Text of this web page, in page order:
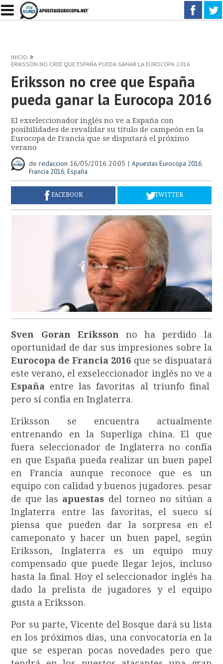
INICIO
ERIKSSON NO CREE QUE ESPAÑA PUEDA GANAR LA EUROCOPA 2016
Eriksson no cree que España
pueda ganar la Eurocopa 2016
El exseleccionador inglés no ve a España con
posibilidades de revalidar su título de campeón en la
Eurocopa de Francia que se disputará el próximo
verano
deredaccion 16/05/2016 20:05 Apuestas Eurocopa 2016,
Francia 2016,España
FACEBOOK TWITTER
Sven Goran Eriksson no ha perdido la
oportunidad de dar sus impresiones sobre la
Eurocopa de Francia 2016 que se dispuatará
este verano, el exseleccionador inglés no ve a
España entre las favoritas al triunfo final
pero sí confía en Inglaterra.
Eriksson se encuentra actualmente
entrenando en la Superliga china. El que
fuera seleccionador de Inglaterra no confía
en que España pueda realizar un buen papel
en Francia aunque reconoce que es un
equipo con calidad y buenos jugadores. pesar
de que las apuestas del torneo no sitúan a
Inglaterra entre las favoritas, el sueco sí
piensa que pueden dar la sorpresa en el
cameponato y hacer un buen papel, según
Eriksson, Inglaterra es un equipo muy
compensado que puede llegar lejos, incluso
hasta la final. Hoy el seleccionador inglés ha
dado la prelista de jugadores y el equipo
gusta a Eriksson.
Por su parte, Vicente del Bosque dará su lista
en los próximos días, una convocatoria en la
que se esperan pocas novedades pero que